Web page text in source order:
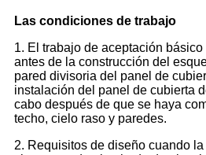
Las condiciones de trabajo
1. El trabajo de aceptación
antes de la construcción del
pared divisoria del panel de
instalación del panel de cubierta
cabo después de que se haya
techo, cielo raso y paredes.
2. Requisitos de diseño cuando